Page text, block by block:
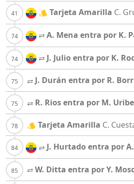
Tarjeta Amarilla C.
A. Mena entra por K.
J. Julio entra por K.
J. Durán entra por R.
R. Rios entra por M. Uribe
Tarjeta Amarilla C.
J. Hurtado entra por
W. Ditta entra por Y.